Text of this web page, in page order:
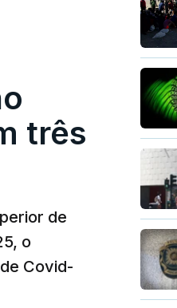
três
de
o
Covid-